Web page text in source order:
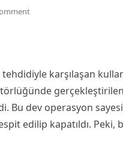
karşılaşan
Bu dev operasyon
edilip kapatıldı.